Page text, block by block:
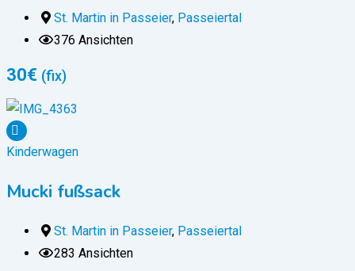
St. Martin in Passeier, Passeiertal
376 Ansichten
30€ (fix)
Kinderwagen
Mucki fußsack
St. Martin in Passeier, Passeiertal
283 Ansichten